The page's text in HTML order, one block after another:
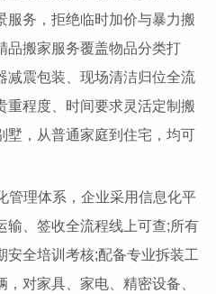
服务，拒绝临时加价与暴力搬
品搬家服务覆盖物品分类打
减震包装、现场清洁归位全流
重程度、时间要求灵活定制搬
墅，从普通家庭到住宅，均可
理体系，企业采用信息化平
输、签收全流程线上可查;所有
安全培训考核;配备专业拆装工
对家具、家电、精密设备、